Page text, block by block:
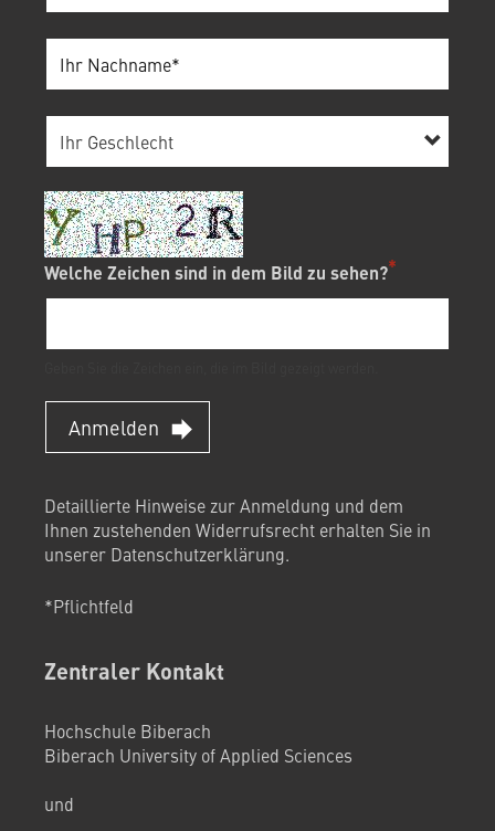
Welche Zeichen sind in dem Bild zu sehen?
Anmelden
Detaillierte Hinweise zur Anmeldung und dem
Ihnen zustehenden Widerrufsrecht erhalten Sie in
unserer Datenschutzerklärung.
*Pflichtfeld
Zentraler Kontakt
Hochschule Biberach
Biberach University of Applied Sciences
und